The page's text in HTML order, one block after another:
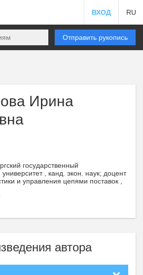
ВХОД RU
Отправить рукопись
Ирина
государственный
, канд. экон. наук; доцент
и управления цепями поставок ,
автора